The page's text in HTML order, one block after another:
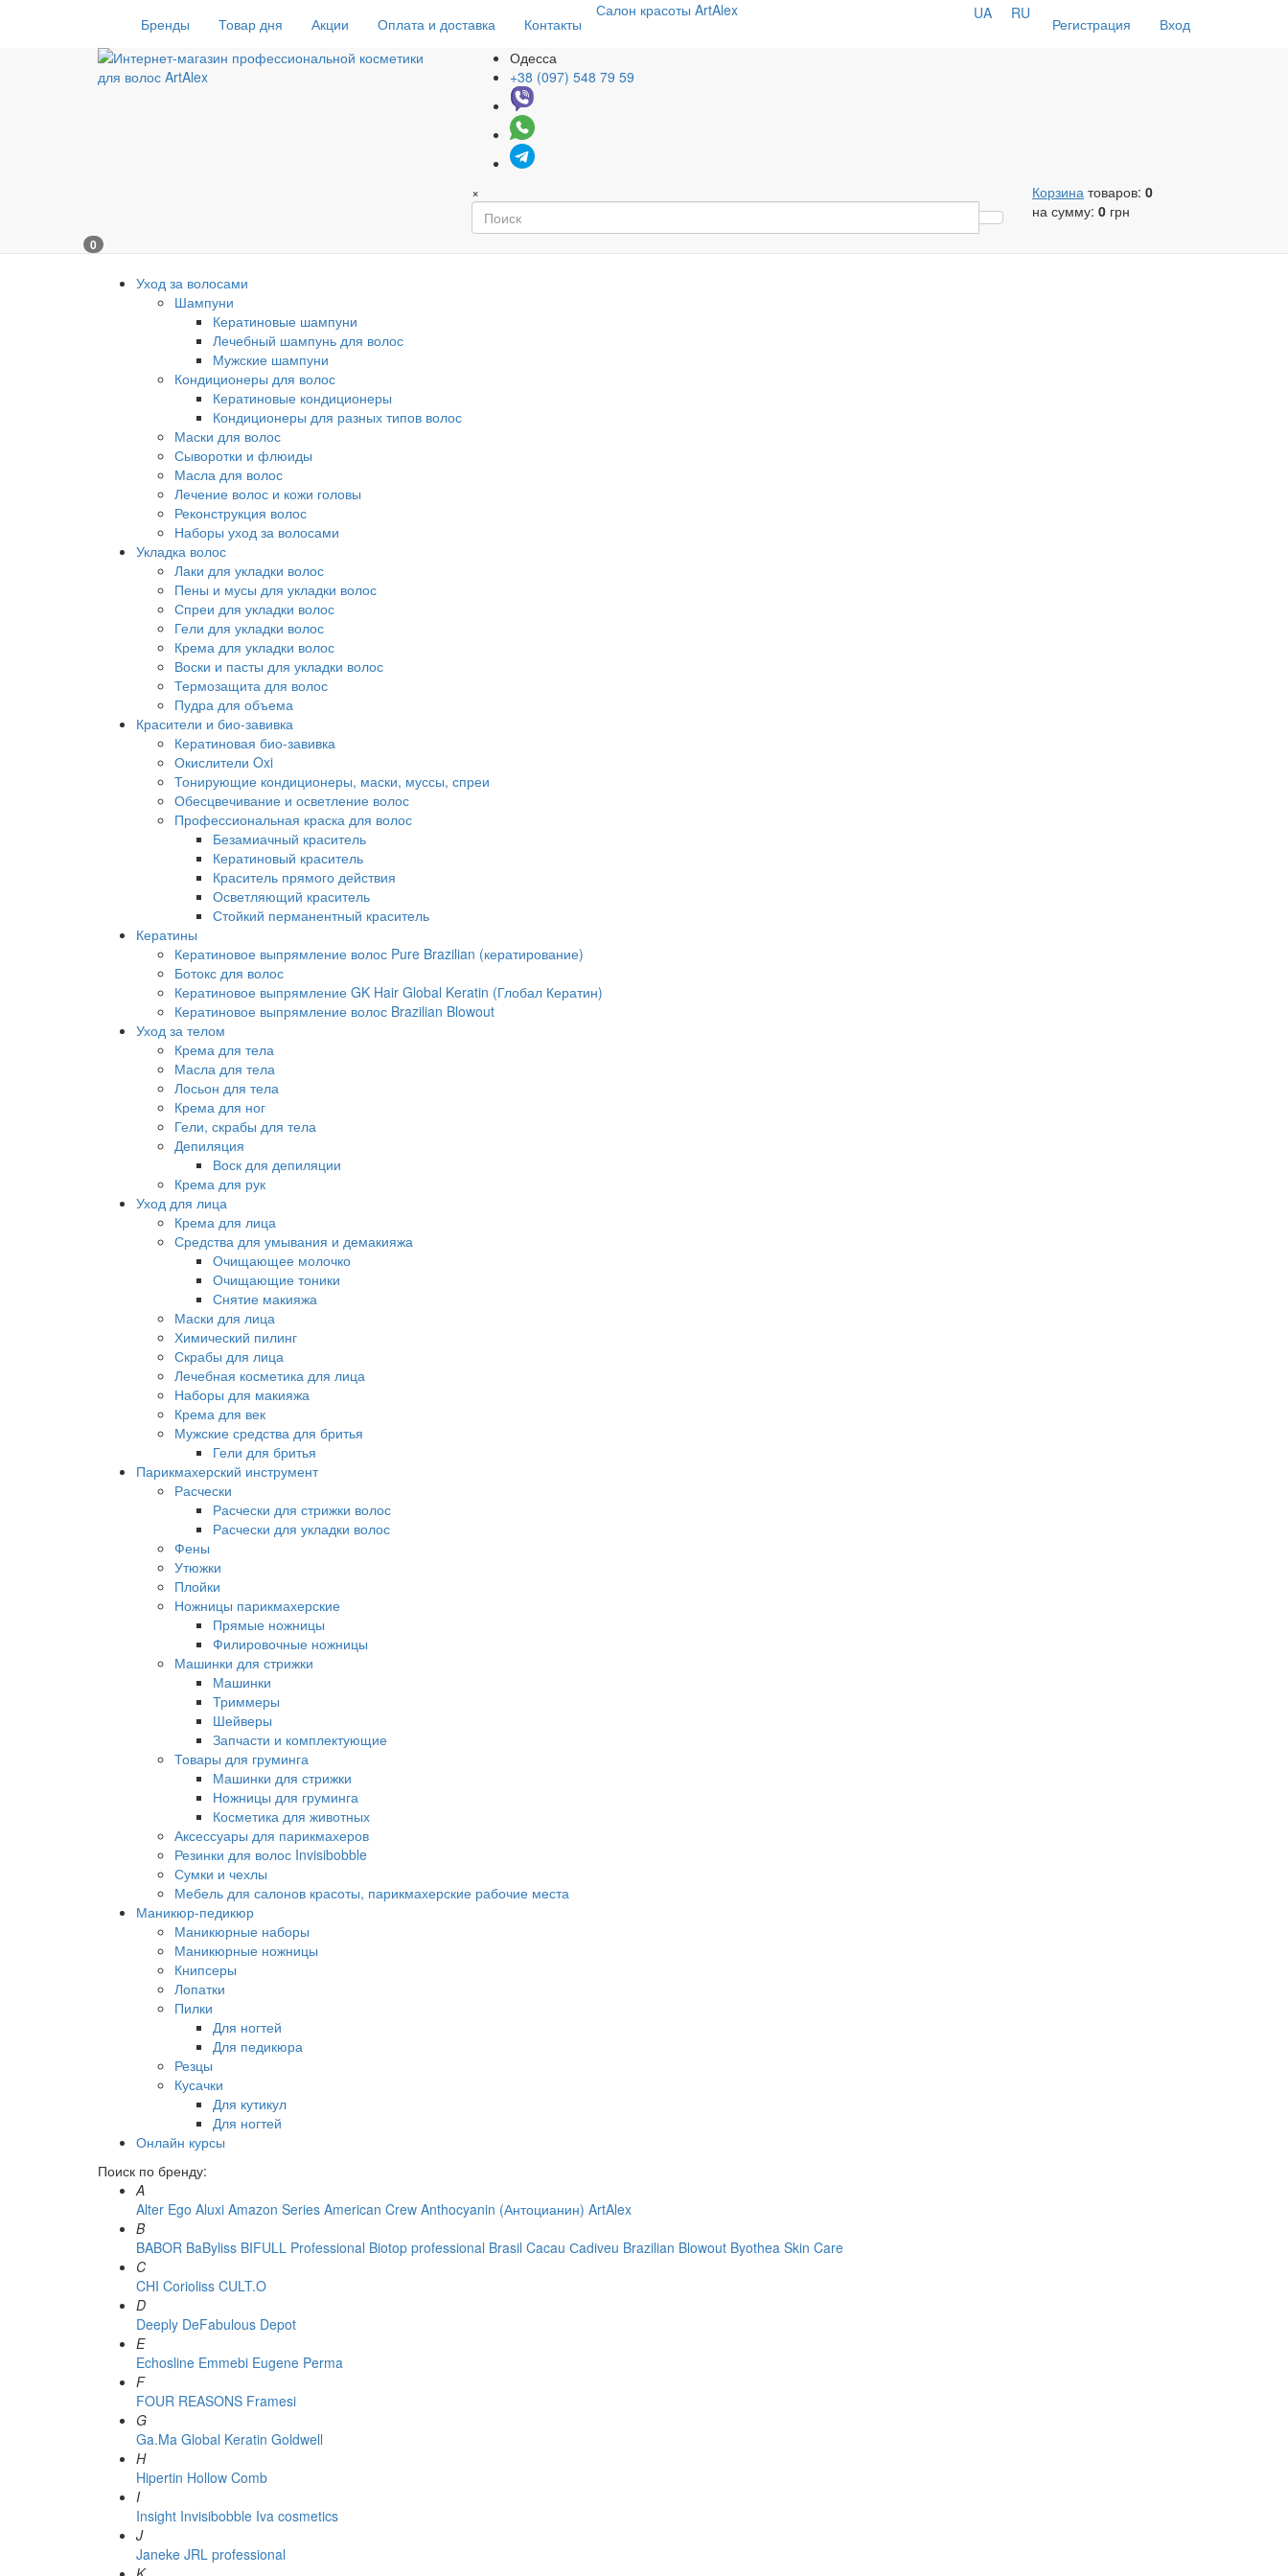
Бренды Товар дня Акции Оплата и доставка Контакты
Салон красоты ArtAlex
Регистрация Вход
UA RU
Одесса
+38 (097) 548 79 59
× Корзина товаров: 0
на сумму: 0 грн
0
Уход за волосами
Шампуни
Кератиновые шампуни
Лечебный шампунь для волос
Мужские шампуни
Кондиционеры для волос
Кератиновые кондиционеры
Кондиционеры для разных типов волос
Маски для волос
Сыворотки и флюиды
Масла для волос
Лечение волос и кожи головы
Реконструкция волос
Наборы уход за волосами
Укладка волос
Лаки для укладки волос
Пены и мусы для укладки волос
Спреи для укладки волос
Гели для укладки волос
Крема для укладки волос
Воски и пасты для укладки волос
Термозащита для волос
Пудра для объема
Красители и био-завивка
Кератиновая био-завивка
Окислители Oxi
Тонирующие кондиционеры, маски, муссы, спреи
Обесцвечивание и осветление волос
Профессиональная краска для волос
Безамиачный краситель
Кератиновый краситель
Краситель прямого действия
Осветляющий краситель
Стойкий перманентный краситель
Кератины
Кератиновое выпрямление волос Pure Brazilian (кератирование)
Ботокс для волос
Кератиновое выпрямление GK Hair Global Keratin (Глобал Кератин)
Кератиновое выпрямление волос Brazilian Blowout
Уход за телом
Крема для тела
Масла для тела
Лосьон для тела
Крема для ног
Гели, скрабы для тела
Депиляция
Воск для депиляции
Крема для рук
Уход для лица
Крема для лица
Средства для умывания и демакияжа
Очищающее молочко
Очищающие тоники
Снятие макияжа
Маски для лица
Химический пилинг
Скрабы для лица
Лечебная косметика для лица
Наборы для макияжа
Крема для век
Мужские средства для бритья
Гели для бритья
Парикмахерский инструмент
Расчески
Расчески для стрижки волос
Расчески для укладки волос
Фены
Утюжки
Плойки
Ножницы парикмахерские
Прямые ножницы
Филировочные ножницы
Машинки для стрижки
Машинки
Триммеры
Шейверы
Запчасти и комплектующие
Товары для груминга
Машинки для стрижки
Ножницы для груминга
Косметика для животных
Аксессуары для парикмахеров
Резинки для волос Invisibobble
Сумки и чехлы
Мебель для салонов красоты, парикмахерские рабочие места
Маникюр-педикюр
Маникюрные наборы
Маникюрные ножницы
Книпсеры
Лопатки
Пилки
Для ногтей
Для педикюра
Резцы
Кусачки
Для кутикул
Для ногтей
Онлайн курсы
Поиск по бренду:
A
Alter Ego Aluxi Amazon Series American Crew Anthocyanin (Антоцианин) ArtAlex
B
BABOR BaByliss BIFULL Professional Biotop professional Brasil Cacau Сadiveu Brazilian Blowout Byothea Skin Care
C
CHI Corioliss CULT.O
D
Deeply DeFabulous Depot
E
Echosline Emmebi Eugene Perma
F
FOUR REASONS Framesi
G
Ga.Ma Global Keratin Goldwell
H
Hipertin Hollow Comb
I
Insight Invisibobble Iva cosmetics
J
Janeke JRL professional